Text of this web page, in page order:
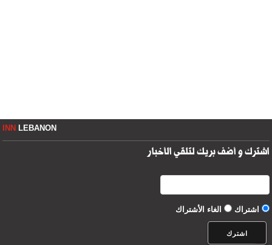
INNLEBANON
اشترك و أضف بريك لتلقي الأخبار
اشتراك الغاء الأشتراك